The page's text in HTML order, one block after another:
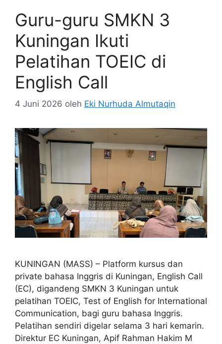
Guru-guru SMKN 3
Kuningan Ikuti
Pelatihan TOEIC di
English Call
4 Juni 2026 oleh Eki Nurhuda Almutaqin
KUNINGAN (MASS) – Platform kursus dan
private bahasa Inggris di Kuningan, English Call
(EC), digandeng SMKN 3 Kuningan untuk
pelatihan TOEIC, Test of English for International
Communication, bagi guru bahasa Inggris.
Pelatihan sendiri digelar selama 3 hari kemarin.
Direktur EC Kuningan, Apif Rahman Hakim M